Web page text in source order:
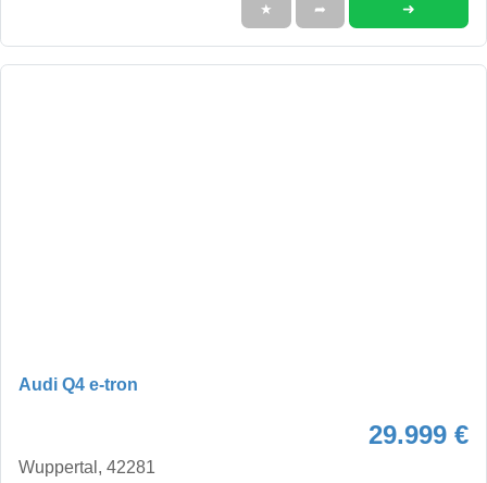
★ ➦ ➜
Audi Q4 e-tron
29.999 €
Wuppertal, 42281